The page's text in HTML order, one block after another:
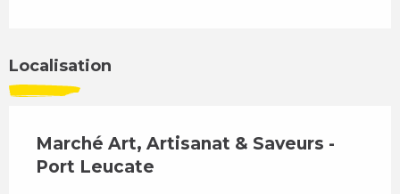
Localisation
Marché Art, Artisanat & Saveurs -
Port Leucate